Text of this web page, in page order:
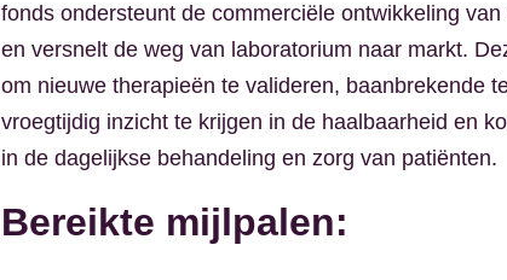
fonds ondersteunt de commerciële ontwikkeling
en versnelt de weg van laboratorium naar markt.
om nieuwe therapieën te valideren, baanbrekende
vroegtijdig inzicht te krijgen in de haalbaarheid en
in de dagelijkse behandeling en zorg van patiënten.
Bereikte mijlpalen: